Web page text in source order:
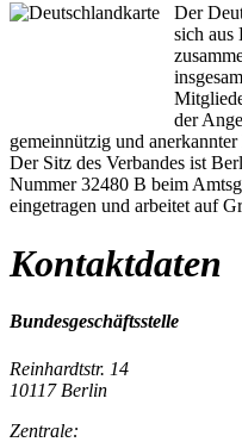
Der
sich aus
der
gemeinnützig und
Der Sitz des Verbandes ist
Nummer 32480 B beim
eingetragen und arbeitet auf
Kontaktdaten
Bundesgeschäftsstelle
Reinhardtstr. 14
10117 Berlin
Zentrale: